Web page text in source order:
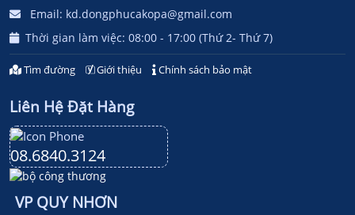
Email: kd.dongphucakopa@gmail.com
Thời gian làm việc: 08:00 - 17:00 (Thứ 2- Thứ 7)
Tìm đường Giới thiệu Chính sách bảo mật
Liên Hệ Đặt Hàng
08.6840.3124
VP QUY NHƠN